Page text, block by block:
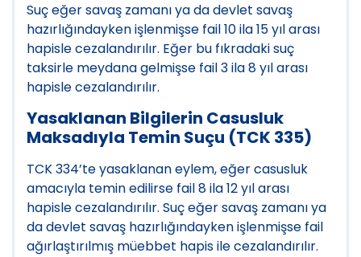
Suç eğer savaş zamanı ya da devlet savaş
hazırlığındayken işlenmişse fail 10 ila 15 yıl arası
hapisle cezalandırılır. Eğer bu fıkradaki suç
taksirle meydana gelmişse fail 3 ila 8 yıl arası
hapisle cezalandırılır.
Yasaklanan Bilgilerin Casusluk
Maksadıyla Temin Suçu (TCK 335)
TCK 334’te yasaklanan eylem, eğer casusluk
amacıyla temin edilirse fail 8 ila 12 yıl arası
hapisle cezalandırılır. Suç eğer savaş zamanı ya
da devlet savaş hazırlığındayken işlenmişse fail
ağırlaştırılmış müebbet hapis ile cezalandırılır.